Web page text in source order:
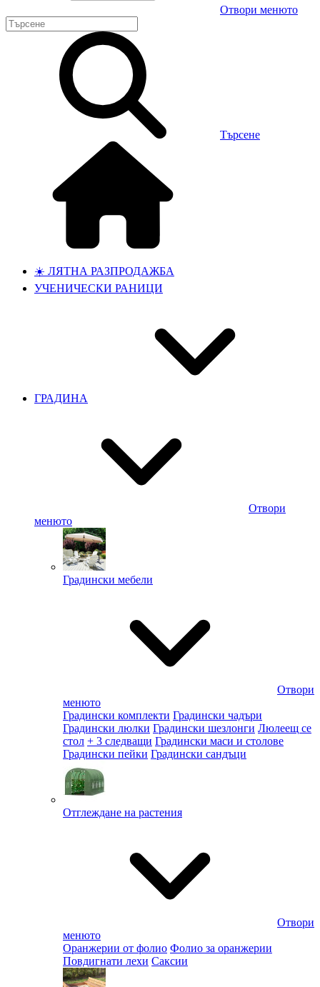
Отвори менюто
Търсене
☀️ ЛЯТНА РАЗПРОДАЖБА
УЧЕНИЧЕСКИ РАНИЦИ
ГРАДИНА
Отвори
менюто
Градински мебели
Отвори
менюто
Градински комплекти Градински чадъри
Градински люлки Градински шезлонги Люлеещ се
стол + 3 следващи Градински маси и столове
Градински пейки Градински сандъци
Отглеждане на растения
Отвори
менюто
Оранжерии от фолио Фолио за оранжерии
Повдигнати лехи Саксии